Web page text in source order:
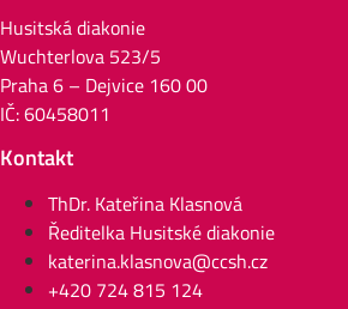
Husitská diakonie
Wuchterlova 523/5
Praha 6 – Dejvice 160 00
IČ: 60458011
Kontakt
ThDr. Kateřina Klasnová
Ředitelka Husitské diakonie
katerina.klasnova@ccsh.cz
+420 724 815 124